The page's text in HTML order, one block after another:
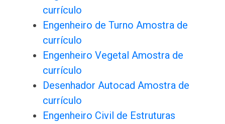
currículo
Engenheiro de Turno Amostra de
currículo
Engenheiro Vegetal Amostra de
currículo
Desenhador Autocad Amostra de
currículo
Engenheiro Civil de Estruturas